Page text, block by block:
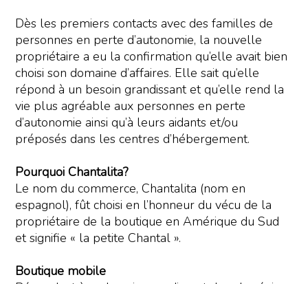
Dès les premiers contacts avec des familles de
personnes en perte d’autonomie, la nouvelle
propriétaire a eu la confirmation qu’elle avait bien
choisi son domaine d’affaires. Elle sait qu’elle
répond à un besoin grandissant et qu’elle rend la
vie plus agréable aux personnes en perte
d’autonomie ainsi qu’à leurs aidants et/ou
préposés dans les centres d’hébergement.
Pourquoi Chantalita?
Le nom du commerce, Chantalita (nom en
espagnol), fût choisi en l’honneur du vécu de la
propriétaire de la boutique en Amérique du Sud
et signifie « la petite Chantal ».
Boutique mobile